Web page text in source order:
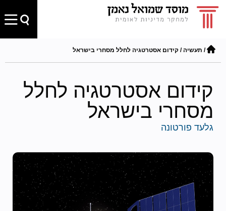
/ תעשיה/ קידום אסטרטגיה לחלל מסחרי בישראל
קידום אסטרטגיה לחלל
מסחרי בישראל
גלעד פורטונה